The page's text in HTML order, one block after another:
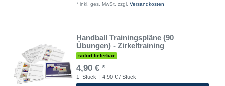
* inkl. ges. MwSt. zzgl. Versandkosten
Handball Trainingspläne (90
Übungen) - Zirkeltraining
sofort lieferbar
4,90 € *
1 Stück | 4,90 € / Stück